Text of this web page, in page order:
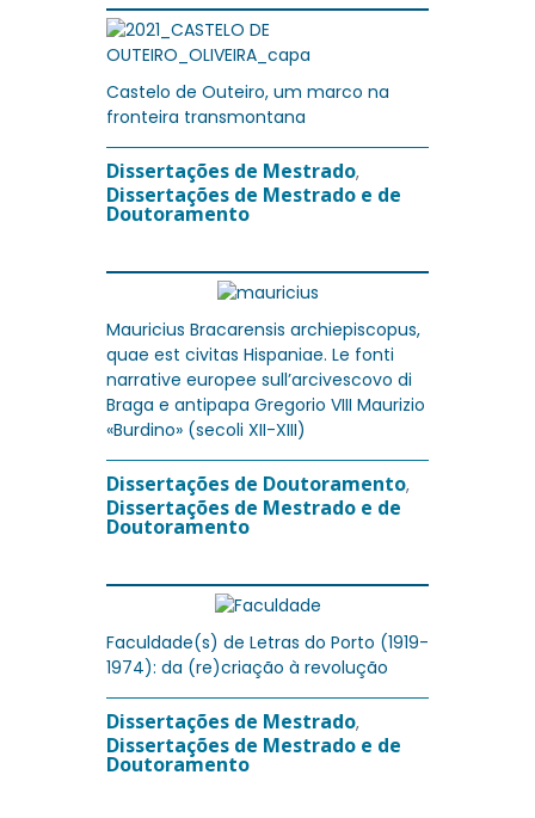
Castelo de Outeiro, um marco na
fronteira transmontana
Dissertações de Mestrado,
Dissertações de Mestrado e de
Doutoramento
Mauricius Bracarensis archiepiscopus,
quae est civitas Hispaniae. Le fonti
narrative europee sull’arcivescovo di
Braga e antipapa Gregorio VIII Maurizio
«Burdino» (secoli XII-XIII)
Dissertações de Doutoramento,
Dissertações de Mestrado e de
Doutoramento
Faculdade(s) de Letras do Porto (1919-
1974): da (re)criação à revolução
Dissertações de Mestrado,
Dissertações de Mestrado e de
Doutoramento